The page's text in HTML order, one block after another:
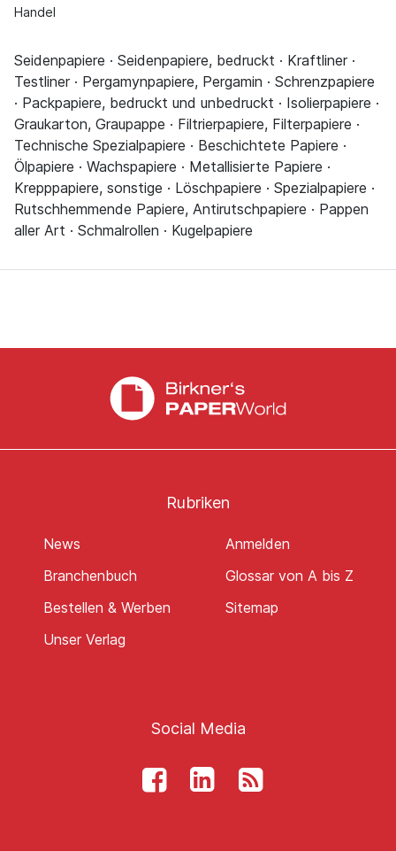
Handel
Seidenpapiere · Seidenpapiere, bedruckt · Kraftliner ·
Testliner · Pergamynpapiere, Pergamin · Schrenzpapiere
· Packpapiere, bedruckt und unbedruckt · Isolierpapiere ·
Graukarton, Graupappe · Filtrierpapiere, Filterpapiere ·
Technische Spezialpapiere · Beschichtete Papiere ·
Ölpapiere · Wachspapiere · Metallisierte Papiere ·
Krepppapiere, sonstige · Löschpapiere · Spezialpapiere ·
Rutschhemmende Papiere, Antirutschpapiere · Pappen
aller Art · Schmalrollen · Kugelpapiere
Rubriken
News
Branchenbuch
Bestellen & Werben
Unser Verlag
Anmelden
Glossar von A bis Z
Sitemap
Social Media